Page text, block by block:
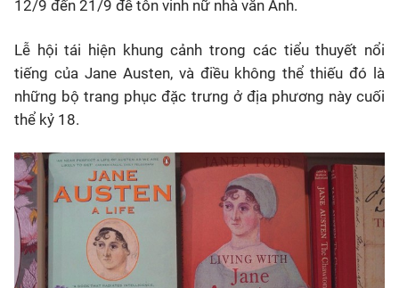
12/9 đến 21/9 để tôn vinh nữ nhà văn Anh.
Lễ hội tái hiện khung cảnh trong các tiểu thuyết nổi
tiếng của Jane Austen, và điều không thể thiếu đó là
những bộ trang phục đặc trưng ở địa phương này cuối
thể kỷ 18.